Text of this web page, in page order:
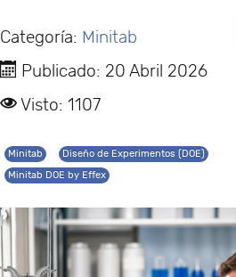
Categoría: Minitab
Publicado: 20 Abril 2026
Visto: 1107
Minitab
Diseño de Experimentos (DOE)
Minitab DOE by Effex